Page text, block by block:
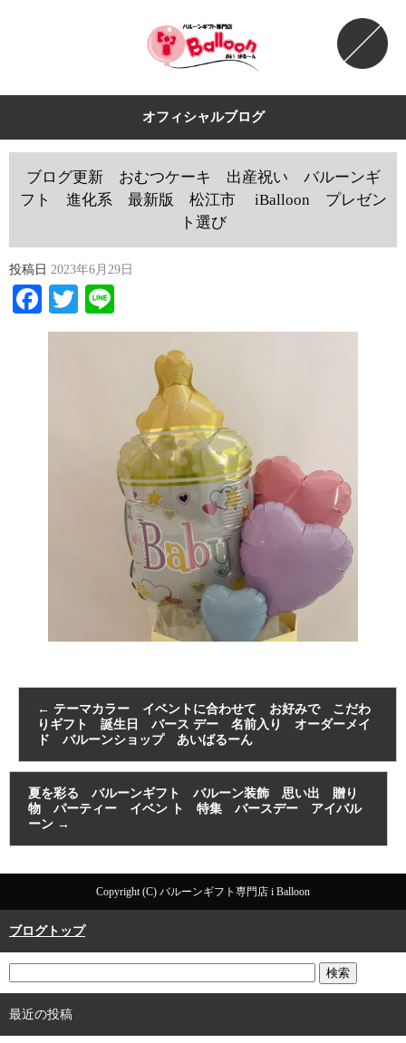
オフィシャルブログ
ブログ更新 おむつケーキ 出産祝い バルーンギ
フト 進化系 最新版 松江市 iBalloon プレゼン
ト選び
投稿日 2023年6月29日
Facebook
Twitter
← テーマカラー イベントに合わせて お好みで こだわ
りギフト 誕生日 バース デー 名前入り オーダーメイ
ド バルーンショップ あいばるーん
夏を彩る バルーンギフト バルーン装飾 思い出 贈り
物 パーティー イベン ト 特集 バースデー アイバル
ーン →
Copyright (C) バルーンギフト専門店 i Balloon
ブログトップ
最近の投稿